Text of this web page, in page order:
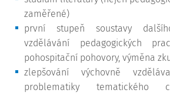
zaměřené)
první stupeň soustavy
vzdělávání pedagogických
pohospitační pohovory, výměna
zlepšování výchovně
problematiky tematického